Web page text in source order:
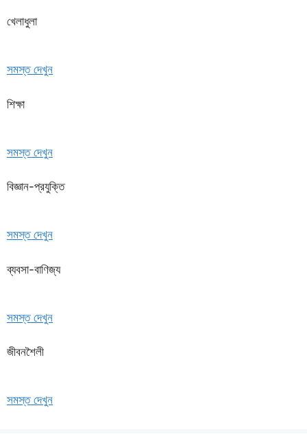
খেলাধুলা
সমস্ত দেখুন
শিক্ষা
সমস্ত দেখুন
বিজ্ঞান-প্রযুক্তি
সমস্ত দেখুন
ব্যবসা-বাণিজ্য
সমস্ত দেখুন
জীবনশৈলী
সমস্ত দেখুন